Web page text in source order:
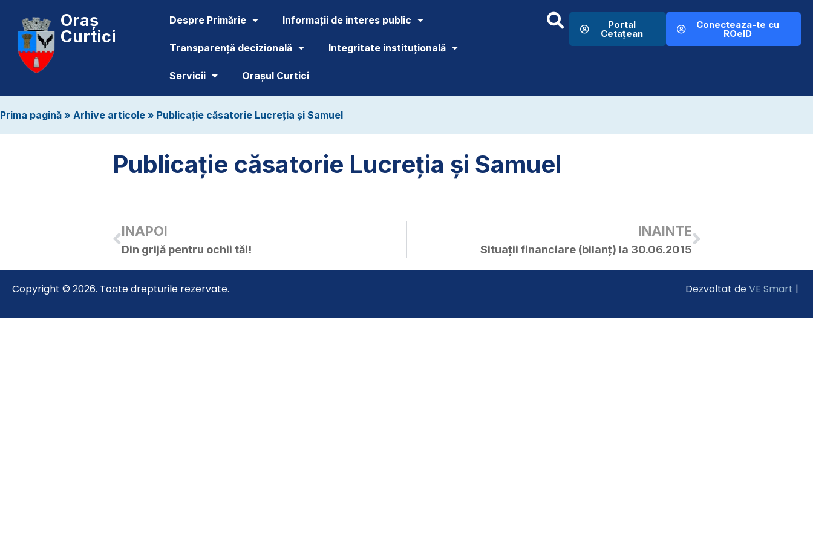
Oraș
Curtici
Despre Primărie Informații de interes public
Transparență decizională Integritate instituțională
Servicii Orașul Curtici
Portal
Cetațean
Conecteaza-te cu
ROeID
Prima pagină » Arhive articole » Publicație căsatorie Lucreția și Samuel
Publicație căsatorie Lucreția și Samuel
INAPOI
Din grijă pentru ochii tăi!
INAINTE
Situații financiare (bilanț) la 30.06.2015
Copyright © 2026. Toate drepturile rezervate. Dezvoltat deVE Smart |